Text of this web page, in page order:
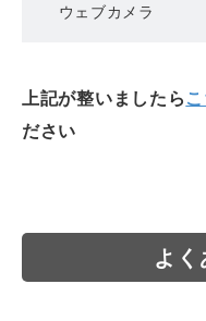
ウェブカメラ
上記が整いましたら
ださい
よ